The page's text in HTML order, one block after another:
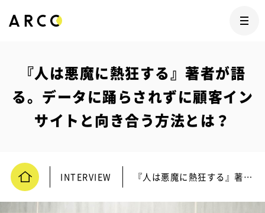
『人は悪魔に熱狂する』著者が語
る。データに踊らされずに顧客イン
サイトと向き合う方法とは？
INTERVIEW 『人は悪魔に熱狂する』著者が語る。データに踊らされずに顧客インサイトと向き合う方法とは？